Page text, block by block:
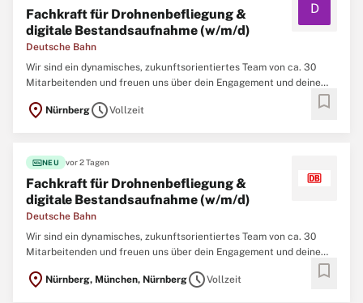
Fachkraft für Drohnenbefliegung &
digitale Bestandsaufnahme (w/m/d)
Deutsche Bahn
D
Wir sind ein dynamisches, zukunftsorientiertes Team von ca. 30
Mitarbeitenden und freuen uns über dein Engagement und deine
Kreativität. Verteilt sind wir über die beiden Standorte Nürnberg
und München. Flexibles Arbeiten ist bei uns möglich, wir freuen uns
location_on NürnbergscheduleVollzeit bookmark
fiber_newNEU vor 2 Tagen
Fachkraft für Drohnenbefliegung &
digitale Bestandsaufnahme (w/m/d)
Deutsche Bahn
Wir sind ein dynamisches, zukunftsorientiertes Team von ca. 30
Mitarbeitenden und freuen uns über dein Engagement und deine
Kreativität. Verteilt sind wir über die beiden Standorte Nürnberg
und München. Flexibles Arbeiten ist bei uns möglich, wir freuen uns
location_on Nürnberg, München, NürnbergscheduleVollzeit bookmark